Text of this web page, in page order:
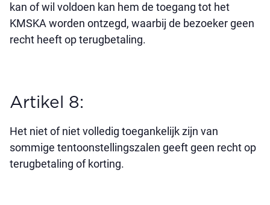
kan of wil voldoen kan hem de toegang tot het
KMSKA worden ontzegd, waarbij de bezoeker geen
recht heeft op terugbetaling.
Artikel 8:
Het niet of niet volledig toegankelijk zijn van
sommige tentoonstellingszalen geeft geen recht op
terugbetaling of korting.